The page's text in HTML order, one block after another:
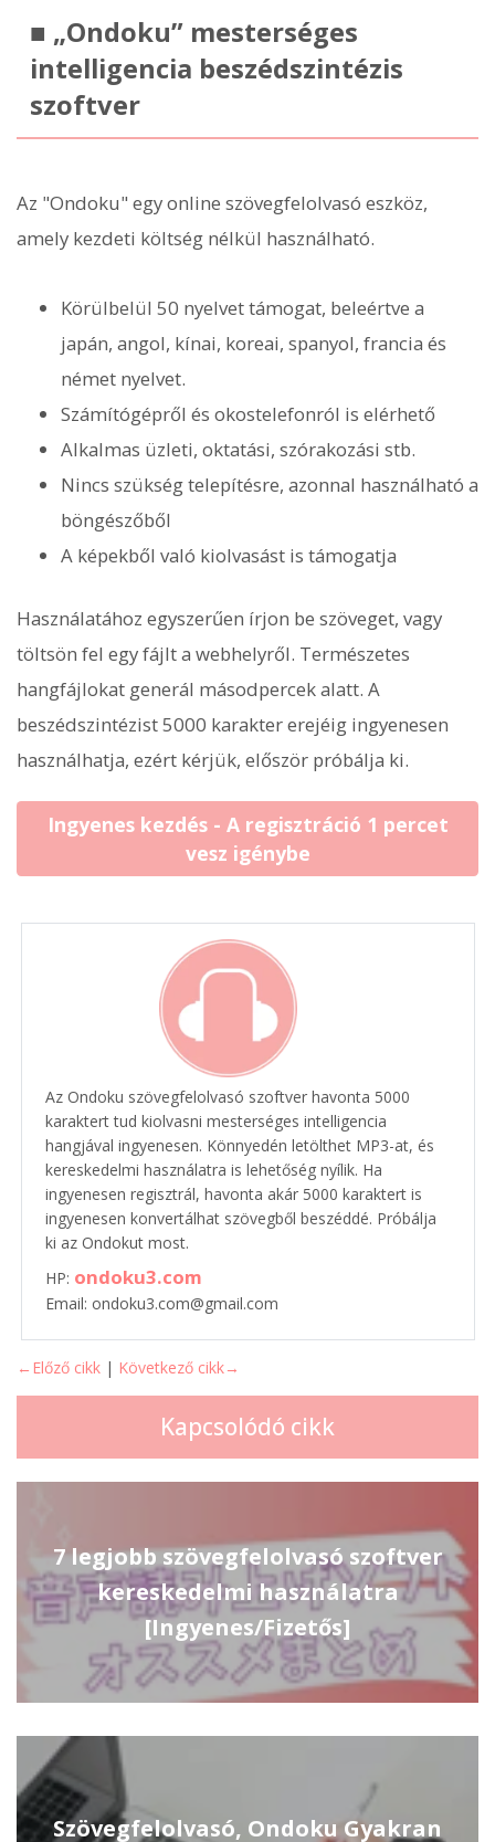
■ „Ondoku” mesterséges
intelligencia beszédszintézis
szoftver
Az "Ondoku" egy online szövegfelolvasó eszköz,
amely kezdeti költség nélkül használható.
Körülbelül 50 nyelvet támogat, beleértve a
japán, angol, kínai, koreai, spanyol, francia és
német nyelvet.
Számítógépről és okostelefonról is elérhető
Alkalmas üzleti, oktatási, szórakozási stb.
Nincs szükség telepítésre, azonnal használható a
böngészőből
A képekből való kiolvasást is támogatja
Használatához egyszerűen írjon be szöveget, vagy
töltsön fel egy fájlt a webhelyről. Természetes
hangfájlokat generál másodpercek alatt. A
beszédszintézist 5000 karakter erejéig ingyenesen
használhatja, ezért kérjük, először próbálja ki.
Ingyenes kezdés - A regisztráció 1 percet
vesz igénybe
Az Ondoku szövegfelolvasó szoftver havonta 5000
karaktert tud kiolvasni mesterséges intelligencia
hangjával ingyenesen. Könnyedén letölthet MP3-at, és
kereskedelmi használatra is lehetőség nyílik. Ha
ingyenesen regisztrál, havonta akár 5000 karaktert is
ingyenesen konvertálhat szövegből beszéddé. Próbálja
ki az Ondokut most.
HP: ondoku3.com
Email: ondoku3.com@gmail.com
←Előző cikk | Következő cikk→
Kapcsolódó cikk
7 legjobb szövegfelolvasó szoftver
kereskedelmi használatra
[Ingyenes/Fizetős]
Szövegfelolvasó, Ondoku Gyakran